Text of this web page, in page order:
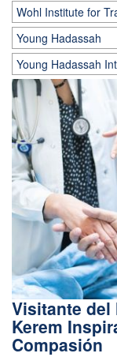
Wohl Institute for
Young Hadassah
Young Hadassah
Visitante del
Kerem
Compasión